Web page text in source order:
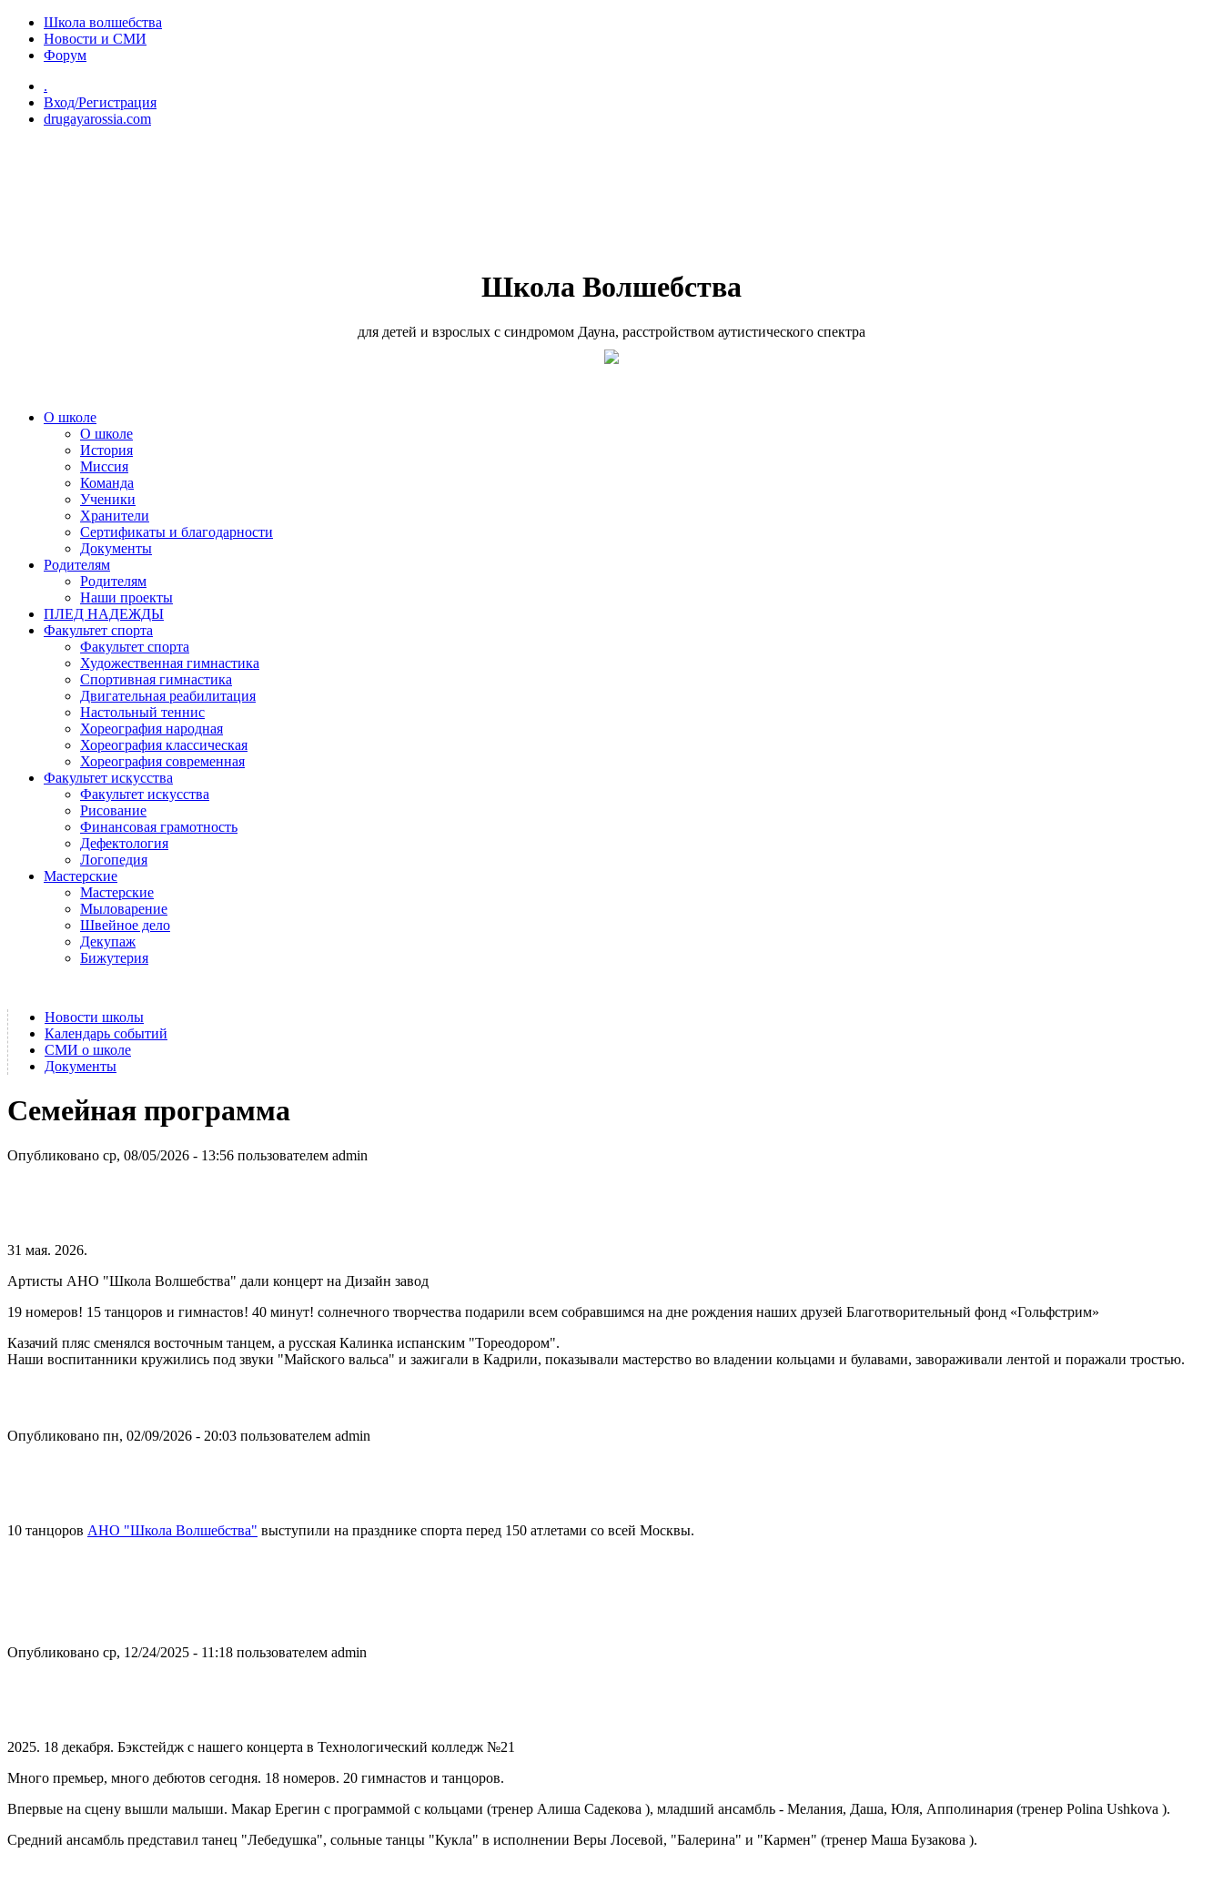
Перейти к основному содержанию
Школа волшебства
Новости и СМИ
Форум
.
Вход/Регистрация
drugayarossia.com
Школа Волшебства
для детей и взрослых с синдромом Дауна, расстройством аутистического спектра
О школе
О школе
История
Миссия
Команда
Ученики
Хранители
Сертификаты и благодарности
Документы
Родителям
Родителям
Наши проекты
ПЛЕД НАДЕЖДЫ
Факультет спорта
Факультет спорта
Художественная гимнастика
Спортивная гимнастика
Двигательная реабилитация
Настольный теннис
Хореография народная
Хореография классическая
Хореография современная
Факультет искусства
Факультет искусства
Рисование
Финансовая грамотность
Дефектология
Логопедия
Мастерские
Мастерские
Мыловарение
Швейное дело
Декупаж
Бижутерия
Новости школы
Календарь событий
СМИ о школе
Документы
Семейная программа
Опубликовано ср, 08/05/2026 - 13:56 пользователем admin
31 мая. 2026.
Артисты АНО "Школа Волшебства" дали концерт на Дизайн завод
19 номеров! 15 танцоров и гимнастов! 40 минут! солнечного творчества подарили всем собравшимся на дне рождения наших друзей Благотворительный фонд «Гольфстрим»
Казачий пляс сменялся восточным танцем, а русская Калинка испанским "Тореодором".
Наши воспитанники кружились под звуки "Майского вальса" и зажигали в Кадрили, показывали мастерство во владении кольцами и булавами, завораживали лентой и поражали тростью.
Опубликовано пн, 02/09/2026 - 20:03 пользователем admin
10 танцоров АНО "Школа Волшебства" выступили на празднике спорта перед 150 атлетами со всей Москвы.
Опубликовано ср, 12/24/2025 - 11:18 пользователем admin
2025. 18 декабря. Бэкстейдж с нашего концерта в Технологический колледж №21
Много премьер, много дебютов сегодня. 18 номеров. 20 гимнастов и танцоров.
Впервые на сцену вышли малыши. Макар Ерегин с программой с кольцами (тренер Алиша Садекова ), младший ансамбль - Мелания, Даша, Юля, Апполинария (тренер Polina Ushkova ).
Средний ансамбль представил танец "Лебедушка", сольные танцы "Кукла" в исполнении Веры Лосевой, "Балерина" и "Кармен" (тренер Маша Бузакова ).